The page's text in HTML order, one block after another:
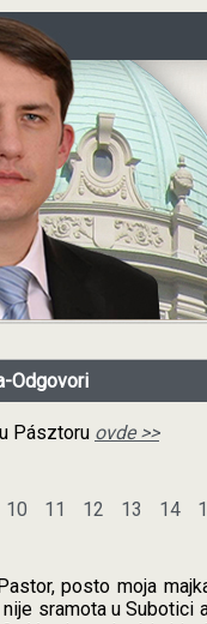
sr
Odgovori
Pásztoru ovde >>
10 11 12 13 14
posto moja
sramota u